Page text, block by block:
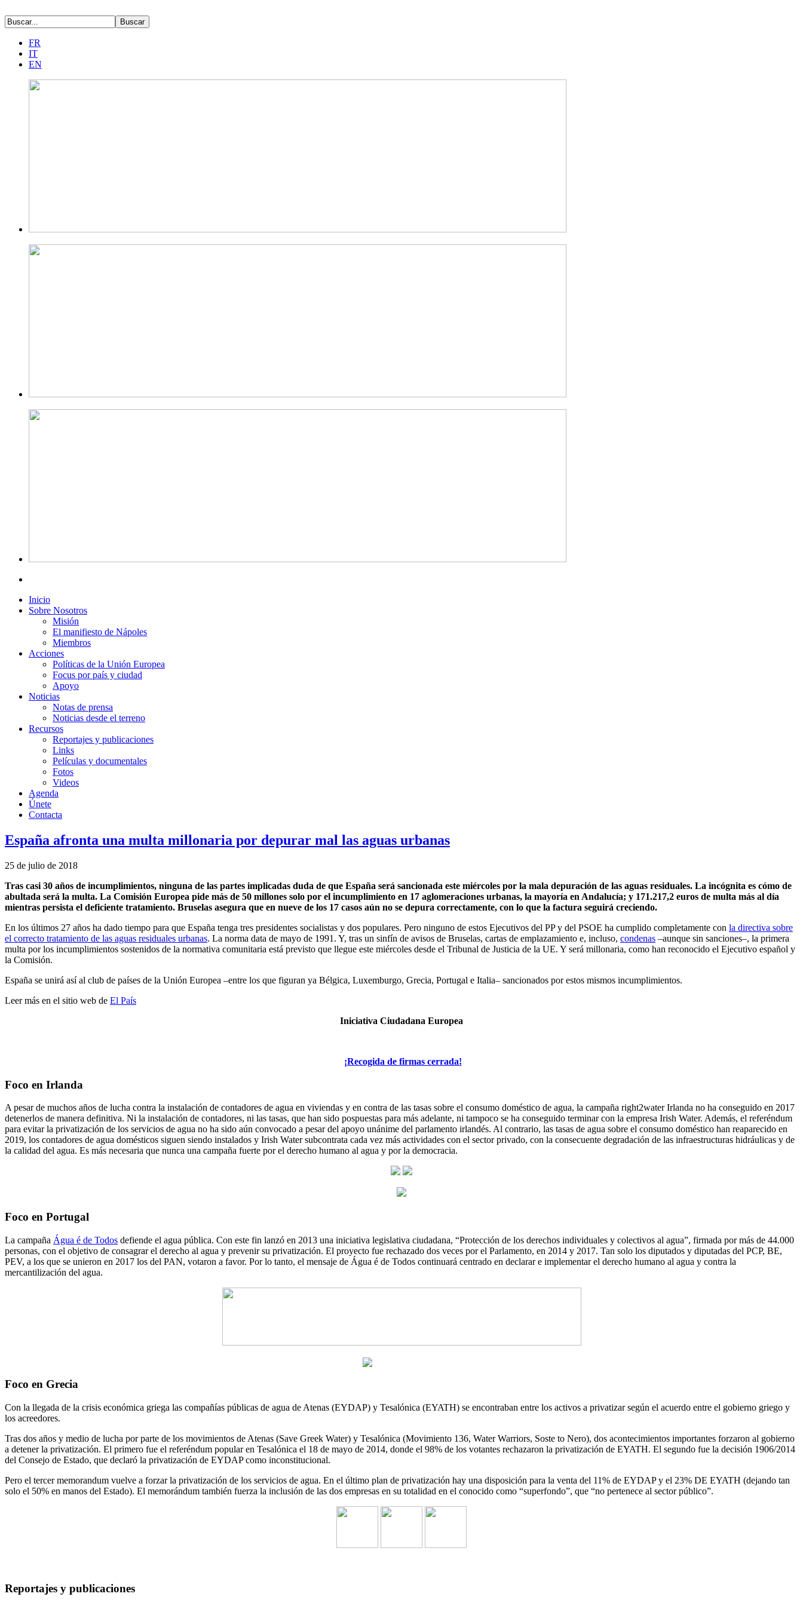
FR
IT
EN
Inicio
Sobre Nosotros
Misión
El manifiesto de Nápoles
Miembros
Acciones
Políticas de la Unión Europea
Focus por país y ciudad
Apoyo
Noticias
Notas de prensa
Noticias desde el terreno
Recursos
Reportajes y publicaciones
Links
Películas y documentales
Fotos
Videos
Agenda
Únete
Contacta
España afronta una multa millonaria por depurar mal las aguas urbanas
25 de julio de 2018
Tras casi 30 años de incumplimientos, ninguna de las partes implicadas duda de que España será sancionada este miércoles por la mala depuración de las aguas residuales. La incógnita es cómo de
abultada será la multa. La Comisión Europea pide más de 50 millones solo por el incumplimiento en 17 aglomeraciones urbanas, la mayoría en Andalucía; y 171.217,2 euros de multa más al día
mientras persista el deficiente tratamiento. Bruselas asegura que en nueve de los 17 casos aún no se depura correctamente, con lo que la factura seguirá creciendo.
En los últimos 27 años ha dado tiempo para que España tenga tres presidentes socialistas y dos populares. Pero ninguno de estos Ejecutivos del PP y del PSOE ha cumplido completamente con la directiva sobre
el correcto tratamiento de las aguas residuales urbanas. La norma data de mayo de 1991. Y, tras un sinfín de avisos de Bruselas, cartas de emplazamiento e, incluso, condenas –aunque sin sanciones–, la primera
multa por los incumplimientos sostenidos de la normativa comunitaria está previsto que llegue este miércoles desde el Tribunal de Justicia de la UE. Y será millonaria, como han reconocido el Ejecutivo español y
la Comisión.
España se unirá así al club de países de la Unión Europea –entre los que figuran ya Bélgica, Luxemburgo, Grecia, Portugal e Italia– sancionados por estos mismos incumplimientos.
Leer más en el sitio web de El País
Iniciativa Ciudadana Europea
¡Recogida de firmas cerrada!
Foco en Irlanda
A pesar de muchos años de lucha contra la instalación de contadores de agua en viviendas y en contra de las tasas sobre el consumo doméstico de agua, la campaña right2water Irlanda no ha conseguido en 2017
detenerlos de manera definitiva. Ni la instalación de contadores, ni las tasas, que han sido pospuestas para más adelante, ni tampoco se ha conseguido terminar con la empresa Irish Water. Además, el referéndum
para evitar la privatización de los servicios de agua no ha sido aún convocado a pesar del apoyo unánime del parlamento irlandés. Al contrario, las tasas de agua sobre el consumo doméstico han reaparecido en
2019, los contadores de agua domésticos siguen siendo instalados y Irish Water subcontrata cada vez más actividades con el sector privado, con la consecuente degradación de las infraestructuras hidráulicas y de
la calidad del agua. Es más necesaria que nunca una campaña fuerte por el derecho humano al agua y por la democracia.
Foco en Portugal
La campaña Água é de Todos defiende el agua pública. Con este fin lanzó en 2013 una iniciativa legislativa ciudadana, “Protección de los derechos individuales y colectivos al agua”, firmada por más de 44.000
personas, con el objetivo de consagrar el derecho al agua y prevenir su privatización. El proyecto fue rechazado dos veces por el Parlamento, en 2014 y 2017. Tan solo los diputados y diputadas del PCP, BE,
PEV, a los que se unieron en 2017 los del PAN, votaron a favor. Por lo tanto, el mensaje de Água é de Todos continuará centrado en declarar e implementar el derecho humano al agua y contra la
mercantilización del agua.
Foco en Grecia
Con la llegada de la crisis económica griega las compañías públicas de agua de Atenas (EYDAP) y Tesalónica (EYATH) se encontraban entre los activos a privatizar según el acuerdo entre el gobierno griego y
los acreedores.
Tras dos años y medio de lucha por parte de los movimientos de Atenas (Save Greek Water) y Tesalónica (Movimiento 136, Water Warriors, Soste to Nero), dos acontecimientos importantes forzaron al gobierno
a detener la privatización. El primero fue el referéndum popular en Tesalónica el 18 de mayo de 2014, donde el 98% de los votantes rechazaron la privatización de EYATH. El segundo fue la decisión 1906/2014
del Consejo de Estado, que declaró la privatización de EYDAP como inconstitucional.
Pero el tercer memorandum vuelve a forzar la privatización de los servicios de agua. En el último plan de privatización hay una disposición para la venta del 11% de EYDAP y el 23% DE EYATH (dejando tan
solo el 50% en manos del Estado). El memorándum también fuerza la inclusión de las dos empresas en su totalidad en el conocido como “superfondo”, que “no pertenece al sector público”.
Reportajes y publicaciones